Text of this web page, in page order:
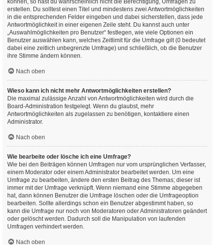
können, so hast du wahrscheinlich nicht die Berechtigung, Umfragen zu
erstellen. Du solltest einen Titel und mindestens zwei Antwortmöglichkeiten
in die entsprechenden Felder eingeben und dabei sicherstellen, dass jede
Antwortmöglichkeit in einer eigenen Zeile steht. Du kannst auch unter
„Auswahlmöglichkeiten pro Benutzer“ festlegen, wie viele Optionen ein
Benutzer auswählen kann, welches Zeitlimit für die Umfrage gilt (0 bedeutet
dabei eine zeitlich unbegrenzte Umfrage) und schließlich, ob die Benutzer
ihre Stimme ändern können.
Nach oben
Wieso kann ich nicht mehr Antwortmöglichkeiten erstellen?
Die maximal zulässige Anzahl von Antwortmöglichkeiten wird durch die
Board-Administration festgelegt. Wenn du glaubst, mehr
Antwortmöglichkeiten als zugelassen zu benötigen, kontaktiere einen
Administrator.
Nach oben
Wie bearbeite oder lösche ich eine Umfrage?
Wie bei den Beiträgen können Umfragen nur vom ursprünglichen Verfasser,
einem Moderator oder einem Administrator bearbeitet werden. Um eine
Umfrage zu bearbeiten, ändere den ersten Beitrag des Themas; dieser ist
immer mit der Umfrage verknüpft. Wenn niemand eine Stimme abgegeben
hat, dann können Benutzer die Umfrage löschen oder die Umfrageoption
bearbeiten. Sollte allerdings schon ein Benutzer abgestimmt haben, so
kann die Umfrage nur noch von Moderatoren oder Administratoren geändert
oder gelöscht werden. Dadurch soll die Manipulation von laufenden
Umfragen verhindert werden.
Nach oben